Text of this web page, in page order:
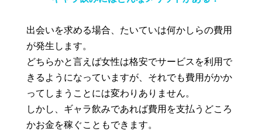
出会いを求める場合、たいていは何かしらの費用
が発生します。
どちらかと言えば女性は格安でサービスを利用で
きるようになっていますが、それでも費用がかか
ってしまうことには変わりありません。
しかし、ギャラ飲みであれば費用を支払うどころ
かお金を稼ぐこともできます。